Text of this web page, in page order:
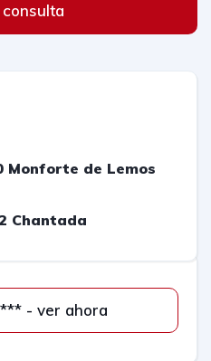
Monforte de Lemos
Chantada
346 *** *** - ver ahora